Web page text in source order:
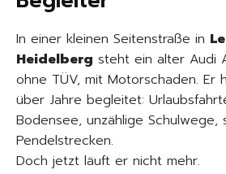
In einer kleinen Seitenstraße in
Heidelberg steht ein alter Audi
ohne TÜV, mit Motorschaden. Er
über Jahre begleitet:
Bodensee, unzählige Schulwege,
Pendelstrecken.
Doch jetzt läuft er nicht mehr.